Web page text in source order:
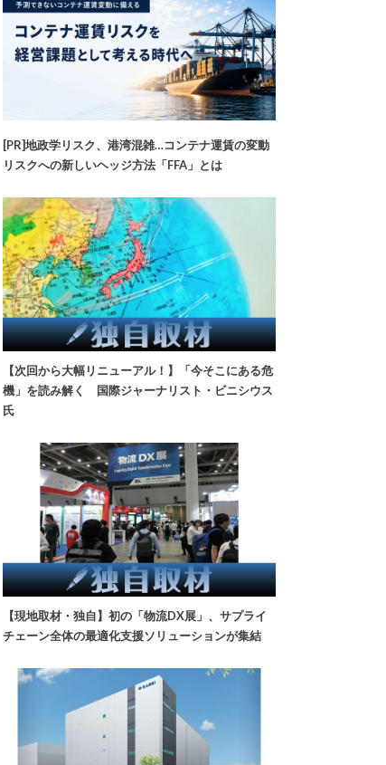
[PR]地政学リスク、港湾混雑…コンテナ運賃の変動
リスクへの新しいヘッジ方法「FFA」とは
【次回から大幅リニューアル！】「今そこにある危
機」を読み解く 国際ジャーナリスト・ビニシウス
氏
【現地取材・独自】初の「物流DX展」、サプライ
チェーン全体の最適化支援ソリューションが集結